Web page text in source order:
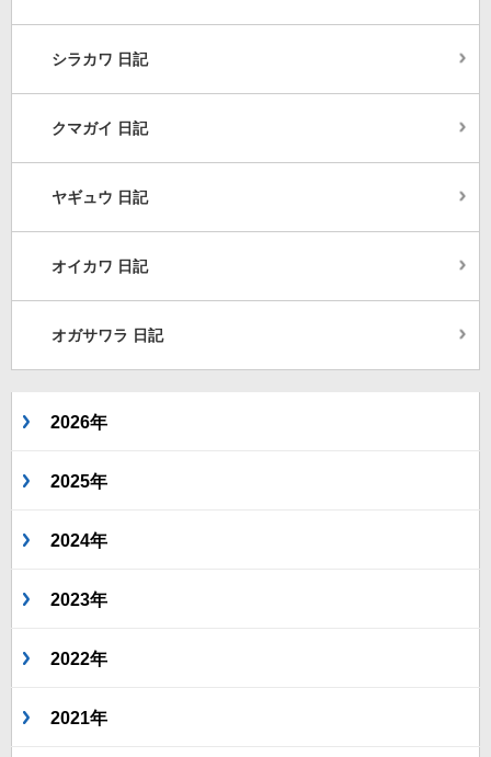
シラカワ 日記
クマガイ 日記
ヤギュウ 日記
オイカワ 日記
オガサワラ 日記
2026年
2025年
2024年
2023年
2022年
2021年